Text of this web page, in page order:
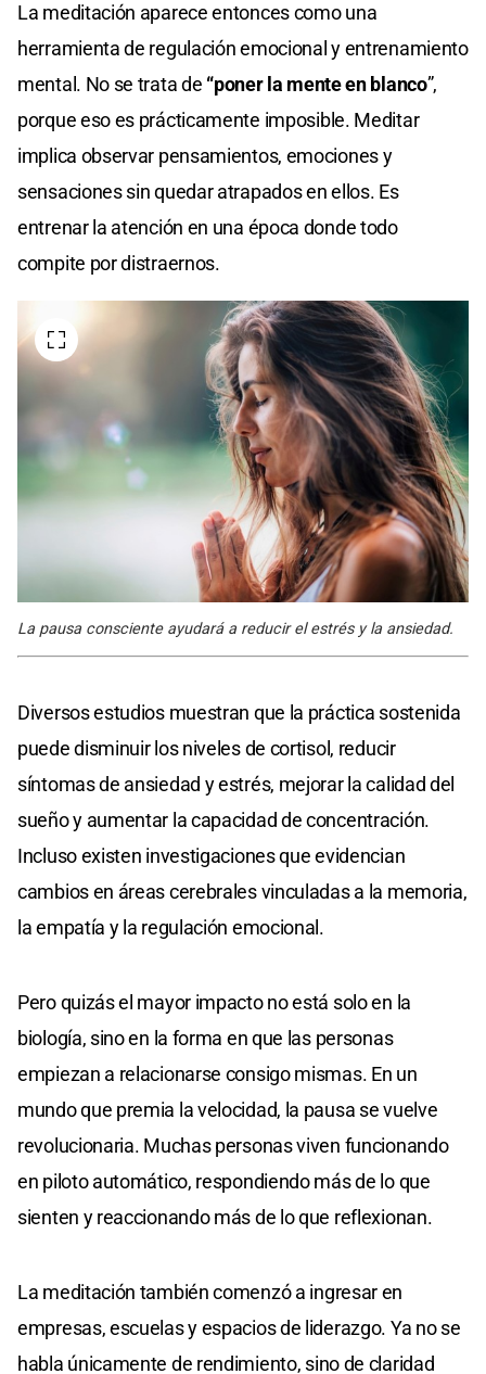
La meditación aparece entonces como una
herramienta de regulación emocional y entrenamiento
mental. No se trata de “poner la mente en blanco”,
porque eso es prácticamente imposible. Meditar
implica observar pensamientos, emociones y
sensaciones sin quedar atrapados en ellos. Es
entrenar la atención en una época donde todo
compite por distraernos.
La pausa consciente ayudará a reducir el estrés y la ansiedad.
Diversos estudios muestran que la práctica sostenida
puede disminuir los niveles de cortisol, reducir
síntomas de ansiedad y estrés, mejorar la calidad del
sueño y aumentar la capacidad de concentración.
Incluso existen investigaciones que evidencian
cambios en áreas cerebrales vinculadas a la memoria,
la empatía y la regulación emocional.
Pero quizás el mayor impacto no está solo en la
biología, sino en la forma en que las personas
empiezan a relacionarse consigo mismas. En un
mundo que premia la velocidad, la pausa se vuelve
revolucionaria. Muchas personas viven funcionando
en piloto automático, respondiendo más de lo que
sienten y reaccionando más de lo que reflexionan.
La meditación también comenzó a ingresar en
empresas, escuelas y espacios de liderazgo. Ya no se
habla únicamente de rendimiento, sino de claridad